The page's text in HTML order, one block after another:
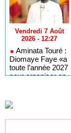
Vendredi 7 Août
2026 - 12:27
Aminata Touré :
Diomaye Faye «a
toute l’année 2027
pour organiser en